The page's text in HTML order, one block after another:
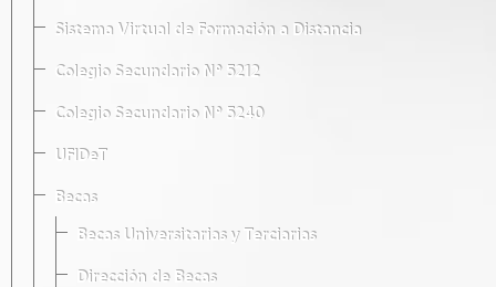
Sistema Virtual de Formación a Distancia
Colegio Secundario Nº 5212
Colegio Secundario Nº 5240
UFIDeT
Becas
Becas Universitarias y Terciarias
Dirección de Becas